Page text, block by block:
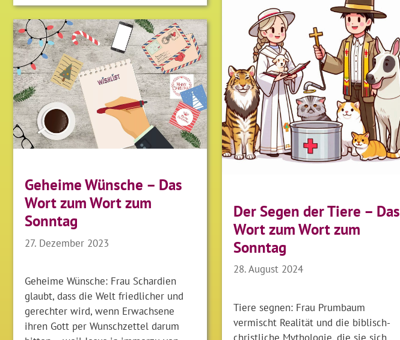
Der Segen der Tiere – Das
Wort zum Wort zum
Sonntag
28. August 2024
Tiere segnen: Frau Prumbaum
vermischt Realität und die biblisch-
christliche Mythologie, die sie sich
Geheime Wünsche – Das
Wort zum Wort zum
Sonntag
27. Dezember 2023
Geheime Wünsche: Frau Schardien
glaubt, dass die Welt friedlicher und
gerechter wird, wenn Erwachsene
ihren Gott per Wunschzettel darum